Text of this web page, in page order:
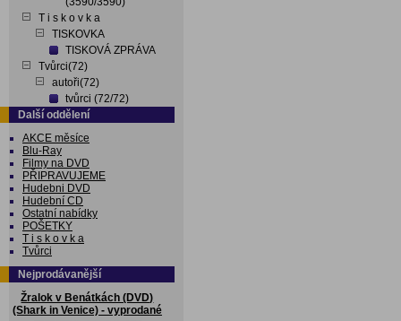
T i s k o v k a
TISKOVKA
TISKOVÁ ZPRÁVA
Tvůrci(72)
autoři(72)
tvůrci (72/72)
Další oddělení
AKCE měsíce
Blu-Ray
Filmy na DVD
PŘIPRAVUJEME
Hudebni DVD
Hudební CD
Ostatní nabídky
POŠETKY
T i s k o v k a
Tvůrci
Nejprodávanější
Žralok v Benátkách (DVD)
(Shark in Venice) - vyprodané